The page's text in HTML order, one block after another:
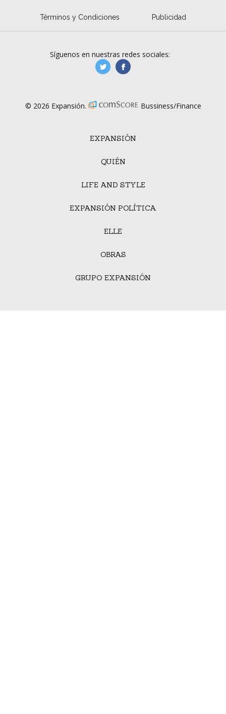
Términos y Condiciones Publicidad
EXPANSIÓN
QUIÉN
LIFE AND STYLE
EXPANSIÓN POLÍTICA
ELLE
OBRAS
GRUPO EXPANSIÓN
Síguenos en nuestras redes sociales:
manufacturaGE
© 2026 Expansión. Bussiness/Finance